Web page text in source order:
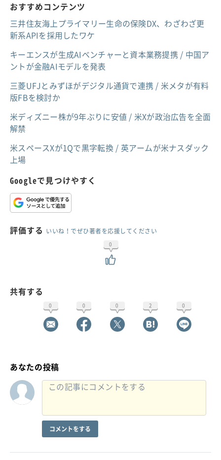
おすすめコンテンツ
三井住友海上プライマリー生命の保険DX、わざわざ更
新系APIを採用したワケ
キーエンスが生成AIベンチャーと資本業務提携 / 中国ア
ントが金融AIモデルを発表
三菱UFJとみずほがデジタル通貨で連携 / 米メタが有料
版FBを検討か
米ディズニー株が9年ぶりに安値 / 米Xが政治広告を全面
解禁
米スペースXが1Qで黒字転換 / 英アームが米ナスダック
上場
Googleで見つけやすく
評価する いいね！でぜひ著者を応援してください
0
共有する
0 0 0 2 0
あなたの投稿
コメントをする